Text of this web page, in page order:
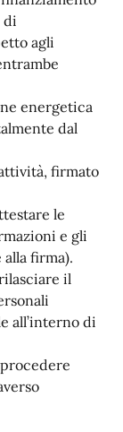
di
agli
energetica
dal
firmato
le
e gli
firma).
il
all’interno di